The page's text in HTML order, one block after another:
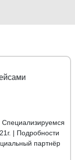
| Подробности
партнёр